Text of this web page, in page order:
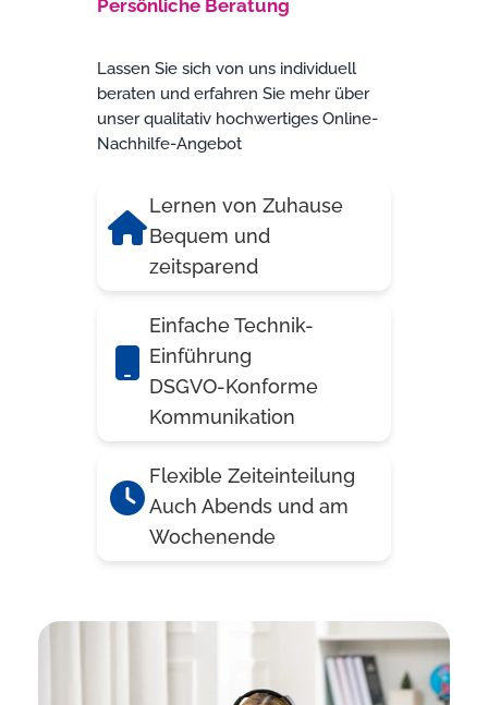
Persönliche Beratung
Lassen Sie sich von uns individuell
beraten und erfahren Sie mehr über
unser qualitativ hochwertiges Online-
Nachhilfe-Angebot
Lernen von Zuhause
Bequem und
zeitsparend
Einfache Technik-
Einführung
DSGVO-Konforme
Kommunikation
Flexible Zeiteinteilung
Auch Abends und am
Wochenende